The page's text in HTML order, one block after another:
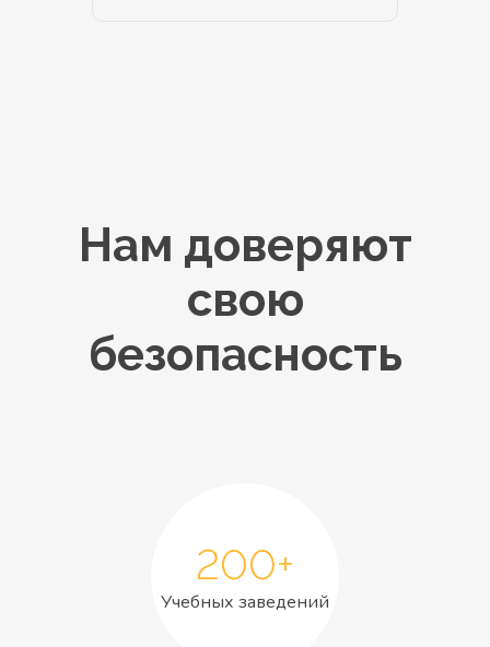
Нам доверяют
свою
безопасность
200+
Учебных заведений